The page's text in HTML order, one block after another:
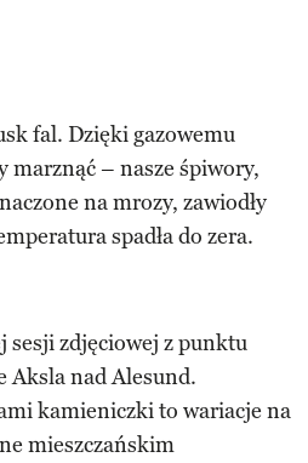
fal. Dzięki gazowemu
marznąć – nasze śpiwory,
na mrozy, zawiodły
spadła do zera.
sesji zdjęciowej z punktu
Aksla nad Alesund.
kamieniczki to wariacje na
mieszczańskim